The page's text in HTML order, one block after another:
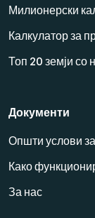
Милионерски
Калкулатор за
Топ 20 земји со
Документи
Општи услови
Како
За нас